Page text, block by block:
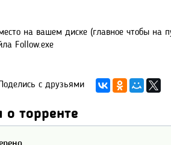
на вашем диске (главное чтобы на
Follow.exe
с друзьями
торренте